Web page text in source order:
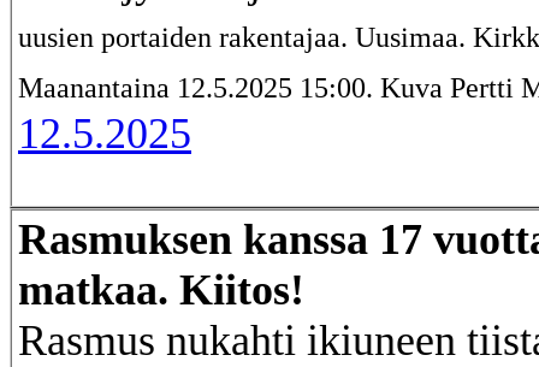
uusien portaiden rakentajaa. Uusimaa.
Maanantaina 12.5.2025 15:00. Kuva Pertti
12.5.2025
Rasmuksen kanssa 17
matkaa. Kiitos!
Rasmus nukahti ikiuneen